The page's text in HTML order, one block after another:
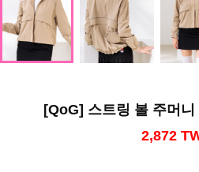
[QoG] 스트링 볼 주머
2,872